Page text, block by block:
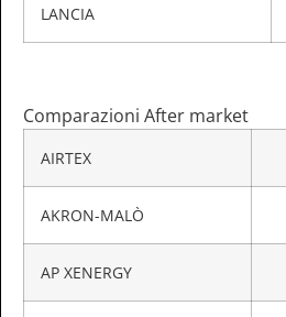
LANCIA
Comparazioni After market
AIRTEX
AKRON-MALÒ
AP XENERGY